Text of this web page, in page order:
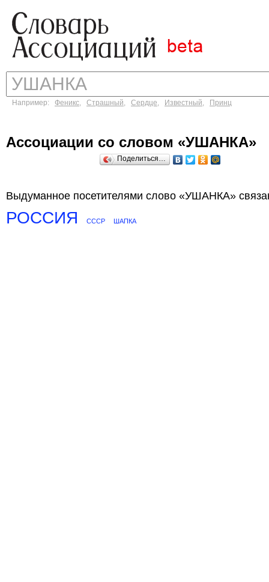
Например: Феникс, Страшный, Сердце, Известный, Принц
Ассоциации со словом «УШАНКА»
Поделиться…
Выдуманное посетителями слово «УШАНКА»
РОССИЯ СССР ШАПКА